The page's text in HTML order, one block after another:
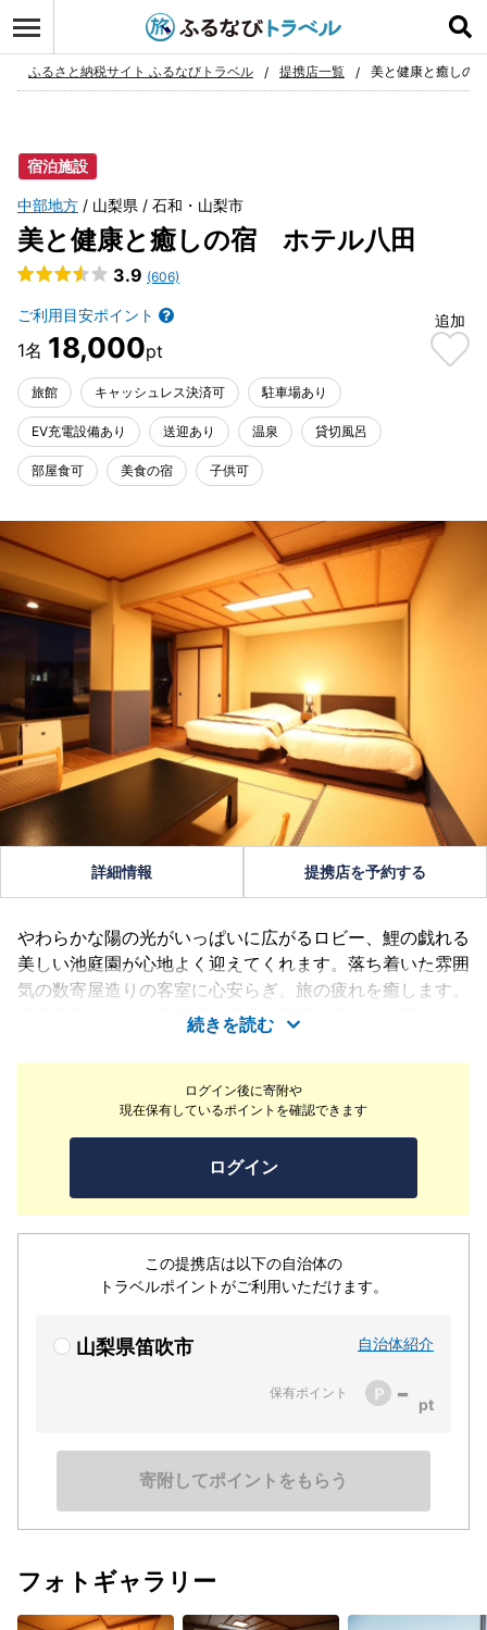
お気に入り
ふるさと納税サイト ふるなびトラベル 提携店一覧 美と健康と癒しの
宿泊施設
中部地方 山梨県 石和・山梨市
美と健康と癒しの宿 ホテル八田
3.9 (606)
ご利用目安ポイント
18,000
追加
旅館 キャッシュレス決済可 駐車場あり
EV充電設備あり 送迎あり 温泉 貸切風呂
部屋食可 美食の宿 子供可
ログイン後に寄附や
現在保有しているポイントを確認できます
ログイン
この提携店は以下の自治体の
トラベルポイントがご利用いただけます。
山梨県笛吹市 自治体紹介
保有ポイント -
寄附してポイントをもらう
詳細情報 提携店を予約する
やわらかな陽の光がいっぱいに広がるロビー、鯉の戯れる
美しい池庭園が心地よく迎えてくれます。落ち着いた雰囲
気の数寄屋造りの客室に心安らぎ、旅の疲れを癒します。
湯量豊富な人気の天然温泉露天岩風呂は県内でも最大級！
最上階にある展望ワイン風呂は温泉とポリフェノール類成
分とが相まって美肌効果が高く大好評、香りと甲府盆地の
眺望もお楽しみいただけます。お料理はこだわりの甲斐の
味覚を集めた本格派です。”美と健康と癒し”の宿でのひと
ときをお過ごし下さい。
続きを読む
フォトギャラリー